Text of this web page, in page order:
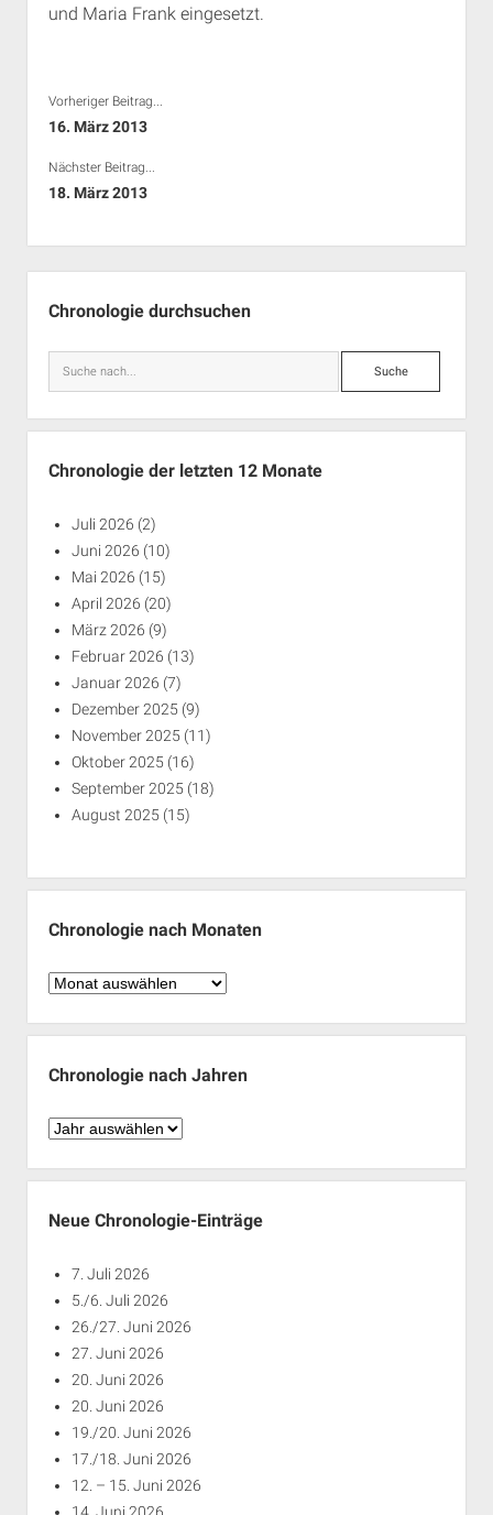
und Maria Frank eingesetzt.
Vorheriger Beitrag...
16. März 2013
Nächster Beitrag...
18. März 2013
Chronologie durchsuchen
Suche
Chronologie der letzten 12 Monate
Juli 2026 (2)
Juni 2026 (10)
Mai 2026 (15)
April 2026 (20)
März 2026 (9)
Februar 2026 (13)
Januar 2026 (7)
Dezember 2025 (9)
November 2025 (11)
Oktober 2025 (16)
September 2025 (18)
August 2025 (15)
Chronologie nach Monaten
Chronologie
Monaten
Chronologie nach Jahren
Chronologie
Jahren
Neue Chronologie-Einträge
7. Juli 2026
5./6. Juli 2026
26./27. Juni 2026
27. Juni 2026
20. Juni 2026
20. Juni 2026
19./20. Juni 2026
17./18. Juni 2026
12. – 15. Juni 2026
14. Juni 2026